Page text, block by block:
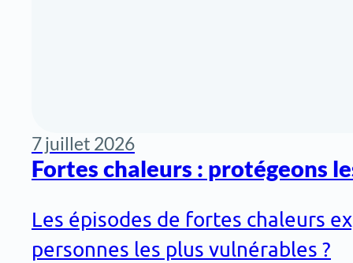
7 juillet 2026
Fortes chaleurs : protégeons
Les épisodes de fortes chaleurs
personnes les plus vulnérables ?